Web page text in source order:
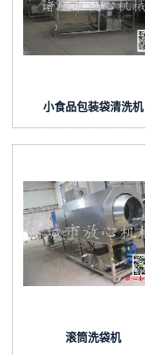
小食品包装袋清洗机
滚筒洗袋机